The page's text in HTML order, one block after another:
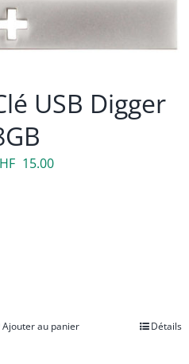
USB Digger
15.00
Ajouter au panier Détails